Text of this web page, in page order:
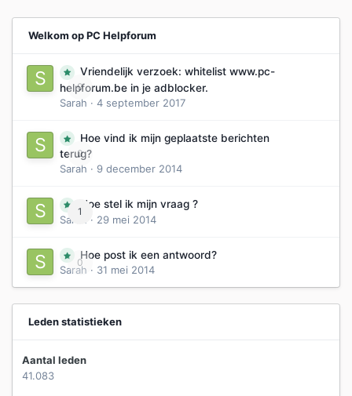
Welkom op PC Helpforum
0
Vriendelijk verzoek: whitelist www.pc-
helpforum.be in je adblocker.
Sarah · 4 september 2017
0
Hoe vind ik mijn geplaatste berichten
terug?
Sarah · 9 december 2014
1
Hoe stel ik mijn vraag ?
Sarah
· 29 mei 2014
0
Hoe post ik een antwoord?
Sarah · 31 mei 2014
Leden statistieken
Aantal leden
41.083